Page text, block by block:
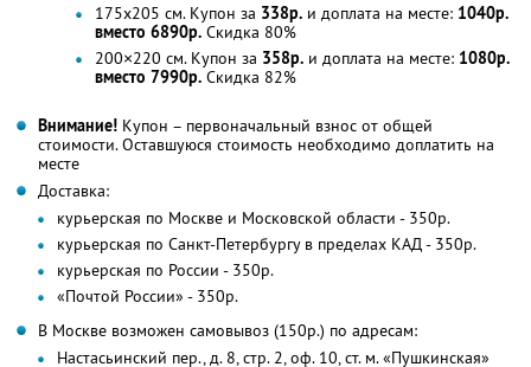
175х205 см. Купон за 338р. и доплата на месте: 1040р.
вместо 6890р. Скидка 80%
200×220 см. Купон за 358р. и доплата на месте: 1080р.
вместо 7990р. Скидка 82%
Внимание! Купон – первоначальный взнос от общей
стоимости. Оставшуюся стоимость необходимо доплатить на
месте
Доставка:
курьерская по Москве и Московской области - 350р.
курьерская по Санкт-Петербургу в пределах КАД - 350р.
курьерская по России - 350р.
«Почтой России» - 350р.
В Москве возможен самовывоз (150р.) по адресам:
Настасьинский пер., д. 8, стр. 2, оф. 10, ст. м. «Пушкинская»